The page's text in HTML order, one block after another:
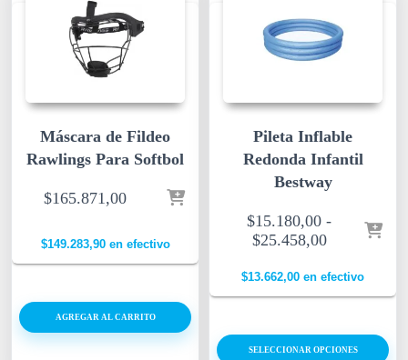
Máscara de Fildeo
Rawlings Para Softbol
$165.871,00
$149.283,90en efectivo
AGREGAR AL CARRITO
Pileta Inflable
Redonda Infantil
Bestway
$15.180,00 -
$25.458,00
$13.662,00 en efectivo
SELECCIONAR OPCIONES